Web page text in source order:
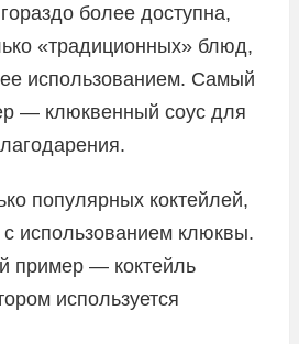
более доступна,
«традиционных» блюд,
использованием. Самый
— клюквенный соус для
популярных коктейлей,
с использованием клюквы.
пример — коктейль
используется